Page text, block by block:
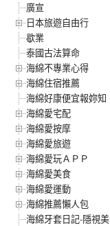
廣宣
日本旅遊自由行
歇業
泰國古法算命
海綿不專業心得
海綿住宿推薦
海綿好康便宜報妳知
海綿愛宅配
海綿愛按摩
海綿愛旅遊
海綿愛玩ＡＰＰ
海綿愛美食
海綿愛運動
海綿推薦懶人包
海綿牙套日記-隱視美